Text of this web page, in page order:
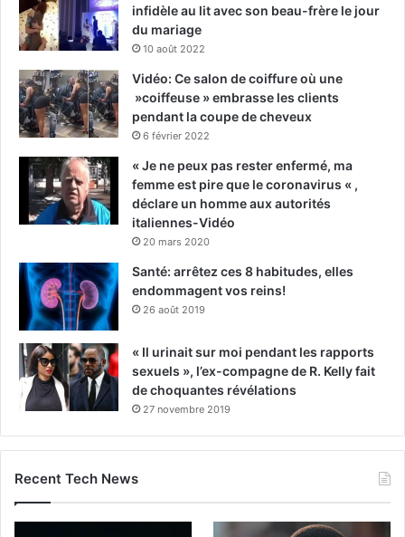
infidèle au lit avec son beau-frère le jour
du mariage
10 août 2022
Vidéo: Ce salon de coiffure où une
»coiffeuse » embrasse les clients
pendant la coupe de cheveux
6 février 2022
« Je ne peux pas rester enfermé, ma
femme est pire que le coronavirus « ,
déclare un homme aux autorités
italiennes-Vidéo
20 mars 2020
Santé: arrêtez ces 8 habitudes, elles
endommagent vos reins!
26 août 2019
« Il urinait sur moi pendant les rapports
sexuels », l’ex-compagne de R. Kelly fait
de choquantes révélations
27 novembre 2019
Recent Tech News